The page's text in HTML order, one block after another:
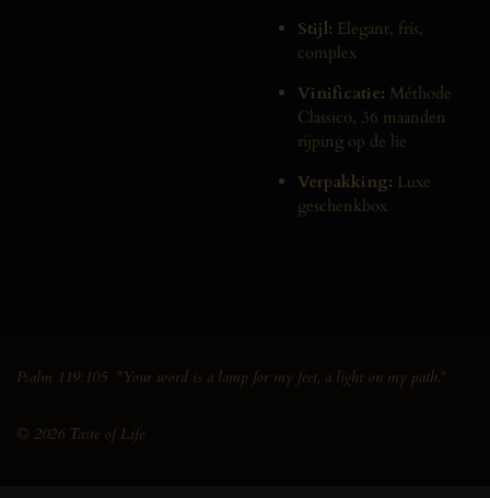
Stijl: Elegant, fris,
complex
Vinificatie: Méthode
Classico, 36 maanden
rijping op de lie
Verpakking: Luxe
geschenkbox
Psalm 119:105 "Your word is a lamp for my feet, a light on my path."
© 2026 Taste of Life